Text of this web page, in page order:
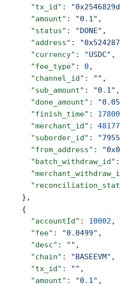
      "tx_id"
:
      "amount"
: "0.1" ,
      "status"
: "DONE" ,
      "address"
:
      "currency"
: "USDC" ,
      "fee_type"
: 0 ,
      "channel_id"
: "" ,
      "sub_amount"
: "0.1" ,
      "done_amount"
:
      "finish_time"
:
      "merchant_id"
:
      "suborder_id"
:
      "from_address"
:
      "batch_withdraw_id"
:
    },
    {
      "accountId"
: 10002 ,
      "fee"
: "0.0499" ,
      "desc"
: "" ,
      "chain"
: "BASEEVM" ,
      "tx_id"
: "" ,
      "amount"
: "0.1" ,